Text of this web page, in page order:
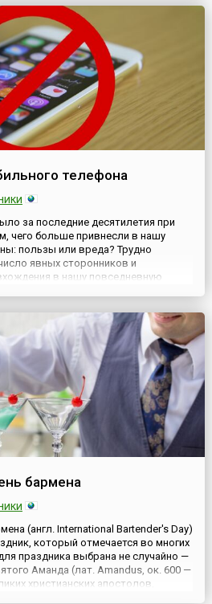
телефона
за последние десятилетия при
чего больше привнесли в нашу
пользы или вреда? Трудно
явных сторонников и
в нашу повседневную
бармена
(англ. International Bartender's Day)
который отмечается во многих
праздника выбрана не случайно —
Аманда (лат. Amandus, ок. 600 —
христианских апостолов,